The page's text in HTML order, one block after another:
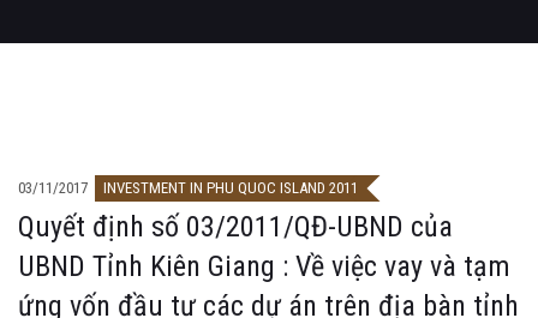
03/11/2017 INVESTMENT IN PHU QUOC ISLAND 2011
Quyết định số 03/2011/QĐ-UBND của
UBND Tỉnh Kiên Giang : Về việc vay và tạm
ứng vốn đầu tư các dự án trên địa bàn tỉnh